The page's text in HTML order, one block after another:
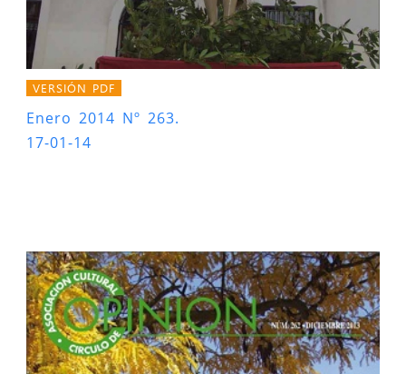
VERSIÓN PDF
Enero 2014 Nº 263.
17-01-14